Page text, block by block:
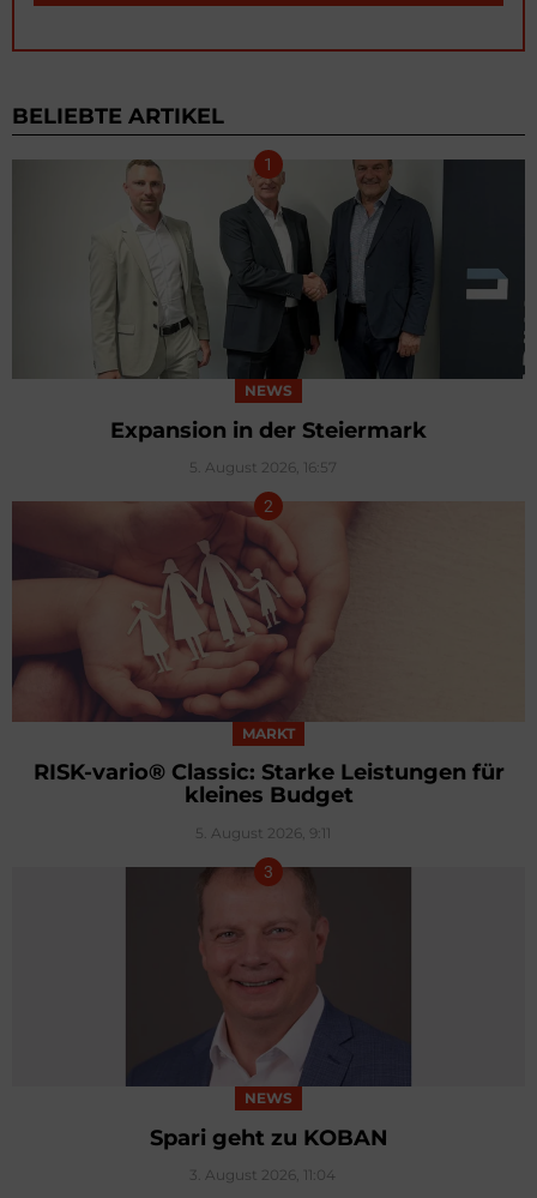
BELIEBTE ARTIKEL
NEWS
Expansion in der Steiermark
5. August 2026, 16:57
MARKT
RISK-vario® Classic: Starke Leistungen für
kleines Budget
5. August 2026, 9:11
NEWS
Spari geht zu KOBAN
3. August 2026, 11:04